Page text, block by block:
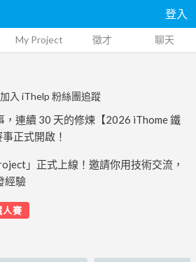
登入
My Project 徵才 聊天
入 iThelp 粉絲團追蹤
，連續 30 天的修煉【2026 iThome 鐵
正式開啟！
」正式上線！邀請你用技術交流，
經驗
賽